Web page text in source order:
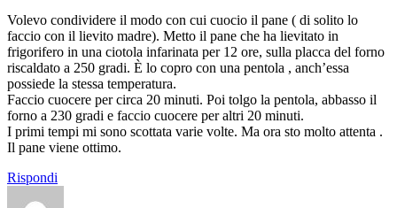
Volevo condividere il modo con cui cuocio il pane ( di solito lo
faccio con il lievito madre). Metto il pane che ha lievitato in
frigorifero in una ciotola infarinata per 12 ore, sulla placca del forno
riscaldato a 250 gradi. È lo copro con una pentola , anch’essa
possiede la stessa temperatura.
Faccio cuocere per circa 20 minuti. Poi tolgo la pentola, abbasso il
forno a 230 gradi e faccio cuocere per altri 20 minuti.
I primi tempi mi sono scottata varie volte. Ma ora sto molto attenta .
Il pane viene ottimo.
Rispondi